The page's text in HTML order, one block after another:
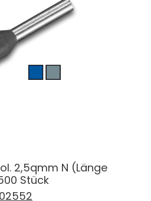
2,5qmm N (Länge
Stück